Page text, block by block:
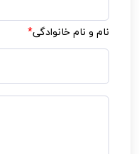
نام و نام خانوادگی*